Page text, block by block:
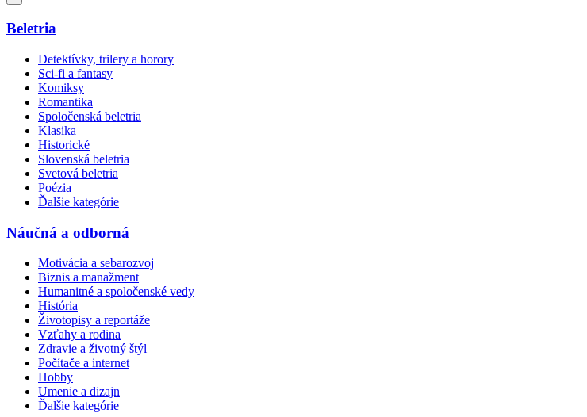
Beletria
Detektívky, trilery a horory
Sci-fi a fantasy
Komiksy
Romantika
Spoločenská beletria
Klasika
Historické
Slovenská beletria
Svetová beletria
Poézia
Ďalšie kategórie
Náučná a odborná
Motivácia a sebarozvoj
Biznis a manažment
Humanitné a spoločenské vedy
História
Životopisy a reportáže
Vzťahy a rodina
Zdravie a životný štýl
Počítače a internet
Hobby
Umenie a dizajn
Ďalšie kategórie